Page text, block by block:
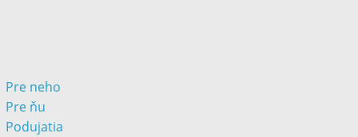
Pre neho
Pre ňu
Podujatia